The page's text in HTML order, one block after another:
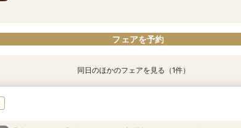
フェアを予約
同日のほかのフェアを見る（1件）